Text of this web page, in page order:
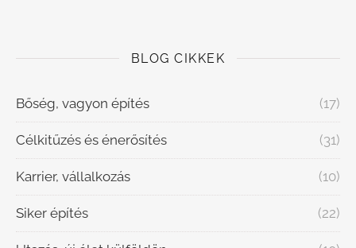
BLOG CIKKEK
Bőség, vagyon építés (17)
Célkitűzés és énerősítés (31)
Karrier, vállalkozás (10)
Siker építés (22)